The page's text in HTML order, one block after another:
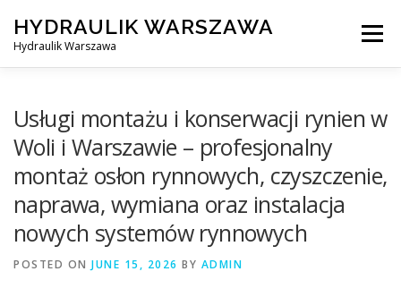
content
HYDRAULIK WARSZAWA
Hydraulik Warszawa
Menu
OBSŁUGIWANE LOKALIZACJE – WARSZAWA I OKOLICE
KONTAKT
Usługi montażu i konserwacji rynien w
Woli i Warszawie – profesjonalny
montaż osłon rynnowych, czyszczenie,
naprawa, wymiana oraz instalacja
nowych systemów rynnowych
POSTED ON JUNE 15, 2026 BY ADMIN